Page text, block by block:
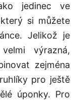
jedinec ve
si můžete
Jelikož je
výrazná,
zejména
pro ještě
úponky. Pro